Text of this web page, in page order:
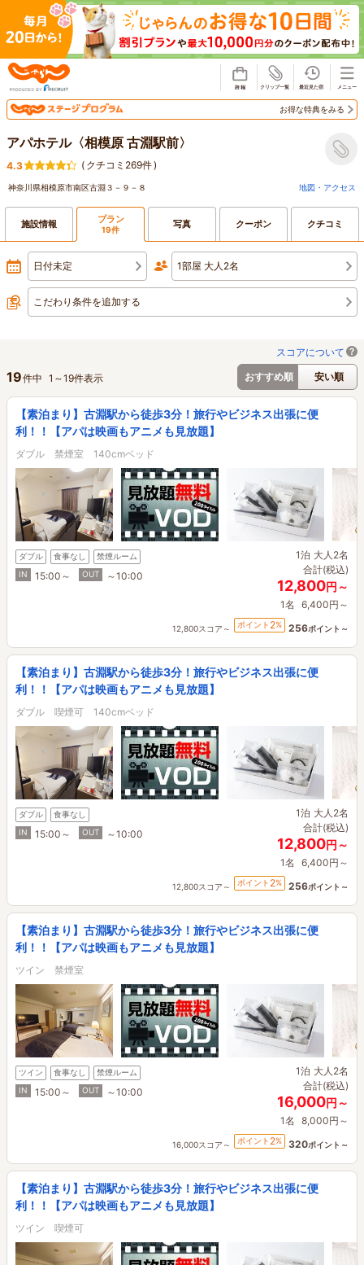
お得な特典をみる
アパホテル〈相模原 古淵駅前〉
4.3 ( クチコミ269件)
神奈川県相模原市南区古淵３－９－８ 地図・アクセス
施設情報 プラン
19件 写真 クーポン クチコミ
日付未定 1部屋 大人2名
こだわり条件を追加する
スコアについて
おすすめ順
安い順
19件中 1 ～19件表示
【素泊まり】古淵駅から徒歩3分！旅行やビジネス出張に便
利！！【アパは映画もアニメも見放題】
ダブル 禁煙室 140cmベッド
ダブル 食事なし
禁煙ルーム
IN
15:00～ OUT ～10:00
1泊 大人2名
合計(税込)
12,800円～
1名 6,400円～
12,800スコア～ ポイント 2% 256ポイント～
【素泊まり】古淵駅から徒歩3分！旅行やビジネス出張に便
利！！【アパは映画もアニメも見放題】
ダブル 喫煙可 140cmベッド
ダブル
食事なし
IN
15:00～ OUT ～10:00
1泊 大人2名
合計(税込)
12,800円～
1名 6,400円～
12,800スコア～ ポイント 2% 256ポイント～
【素泊まり】古淵駅から徒歩3分！旅行やビジネス出張に便
利！！【アパは映画もアニメも見放題】
ツイン 禁煙室
ツイン 食事なし
禁煙ルーム
IN
15:00～ OUT ～10:00
1泊 大人2名
合計(税込)
16,000円～
1名 8,000円～
16,000スコア～ ポイント 2% 320ポイント～
【素泊まり】古淵駅から徒歩3分！旅行やビジネス出張に便
利！！【アパは映画もアニメも見放題】
ツイン 喫煙可